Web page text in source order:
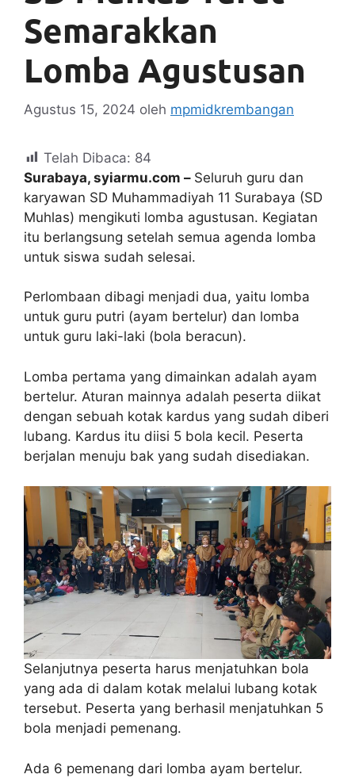
Semarakkan
Lomba Agustusan
Agustus 15, 2024 oleh mpmidkrembangan
Telah Dibaca: 84
Surabaya, syiarmu.com – Seluruh guru dan
karyawan SD Muhammadiyah 11 Surabaya (SD
Muhlas) mengikuti lomba agustusan. Kegiatan
itu berlangsung setelah semua agenda lomba
untuk siswa sudah selesai.
Perlombaan dibagi menjadi dua, yaitu lomba
untuk guru putri (ayam bertelur) dan lomba
untuk guru laki-laki (bola beracun).
Lomba pertama yang dimainkan adalah ayam
bertelur. Aturan mainnya adalah peserta diikat
dengan sebuah kotak kardus yang sudah diberi
lubang. Kardus itu diisi 5 bola kecil. Peserta
berjalan menuju bak yang sudah disediakan.
Selanjutnya peserta harus menjatuhkan bola
yang ada di dalam kotak melalui lubang kotak
tersebut. Peserta yang berhasil menjatuhkan 5
bola menjadi pemenang.
Ada 6 pemenang dari lomba ayam bertelur.